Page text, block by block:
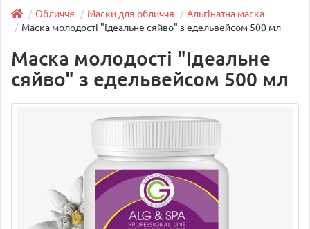
Обличчя Маски для обличчя
Альгінатна маска
Маска молодості "Ідеальне сяйво" з едельвейсом 500 мл
Маска молодості "Ідеальне
сяйво" з едельвейсом 500 мл